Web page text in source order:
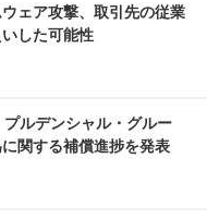
ェア攻撃、取引先の従業
した可能性
ルデンシャル・グルー
関する補償進捗を発表